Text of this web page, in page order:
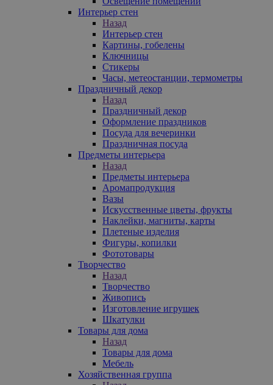
Интерьер стен
Назад
Интерьер стен
Картины, гобелены
Ключницы
Стикеры
Часы, метеостанции, термометры
Праздничный декор
Назад
Праздничный декор
Оформление праздников
Посуда для вечеринки
Праздничная посуда
Предметы интерьера
Назад
Предметы интерьера
Аромапродукция
Вазы
Искусственные цветы, фрукты
Наклейки, магниты, карты
Плетеные изделия
Фигуры, копилки
Фототовары
Творчество
Назад
Творчество
Живопись
Изготовление игрушек
Шкатулки
Товары для дома
Назад
Товары для дома
Мебель
Хозяйственная группа